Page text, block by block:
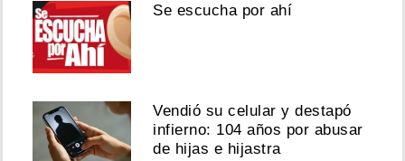
Se escucha por ahí
Vendió su celular y destapó
infierno: 104 años por abusar
de hijas e hijastra